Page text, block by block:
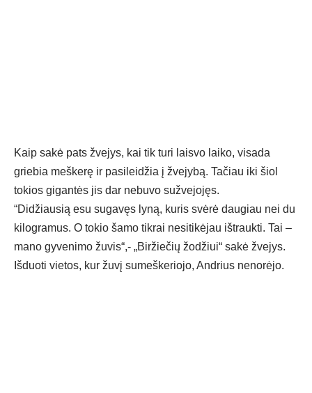
Kaip sakė pats žvejys, kai tik turi laisvo laiko, visada
griebia meškerę ir pasileidžia į žvejybą. Tačiau iki šiol
tokios gigantės jis dar nebuvo sužvejojęs.
“Didžiausią esu sugavęs lyną, kuris svėrė daugiau nei du
kilogramus. O tokio šamo tikrai nesitikėjau ištraukti. Tai –
mano gyvenimo žuvis“,- „Biržiečių žodžiui“ sakė žvejys.
Išduoti vietos, kur žuvį sumeškeriojo, Andrius nenorėjo.